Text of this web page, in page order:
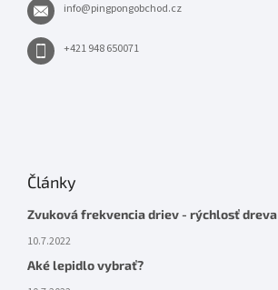
info@pingpongobchod.cz
+421 948 650071
Články
Zvuková frekvencia driev - rýchlosť dreva
10.7.2022
Aké lepidlo vybrať?